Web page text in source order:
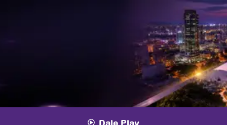
Conexión Nacional Bogotá
Vive una experiencia académica en Bogotá.
Conecta con el sector audiovisual.
Dale Play